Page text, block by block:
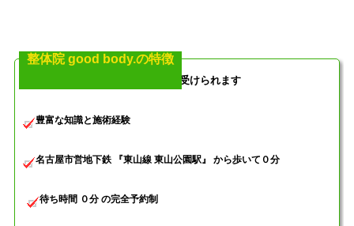
整体院 good body.の特徴
国家資格を持った院長の施術が受けられます
豊富な知識と施術経験
名古屋市営地下鉄 『東山線 東山公園駅』 から歩いて０分
待ち時間 ０分 の完全予約制